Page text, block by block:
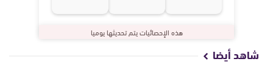
هذه الإحصائيات يتم تحديثها يوميا
شاهد أيضا